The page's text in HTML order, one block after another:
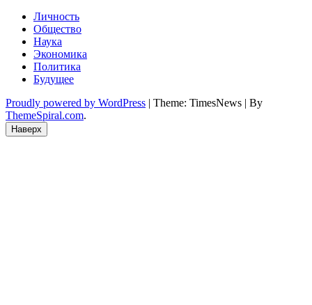
Личность
Общество
Наука
Экономика
Политика
Будущее
Proudly powered by WordPress | Theme: TimesNews | By
ThemeSpiral.com.
Наверх